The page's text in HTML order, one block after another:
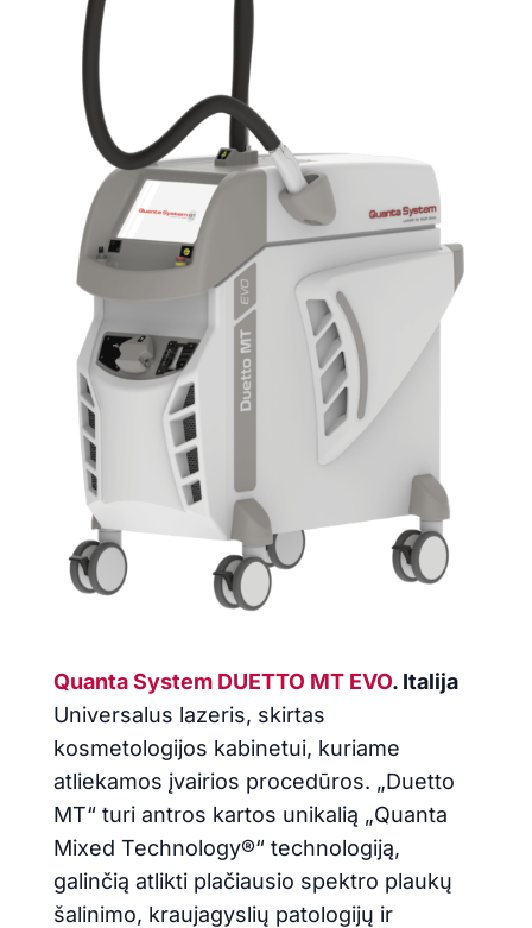
Quanta System DUETTO MT EVO. Italija
Universalus lazeris, skirtas
kosmetologijos kabinetui, kuriame
atliekamos įvairios procedūros. „Duetto
MT“ turi antros kartos unikalią „Quanta
Mixed Technology®“ technologiją,
galinčią atlikti plačiausio spektro plaukų
šalinimo, kraujagyslių patologijų ir